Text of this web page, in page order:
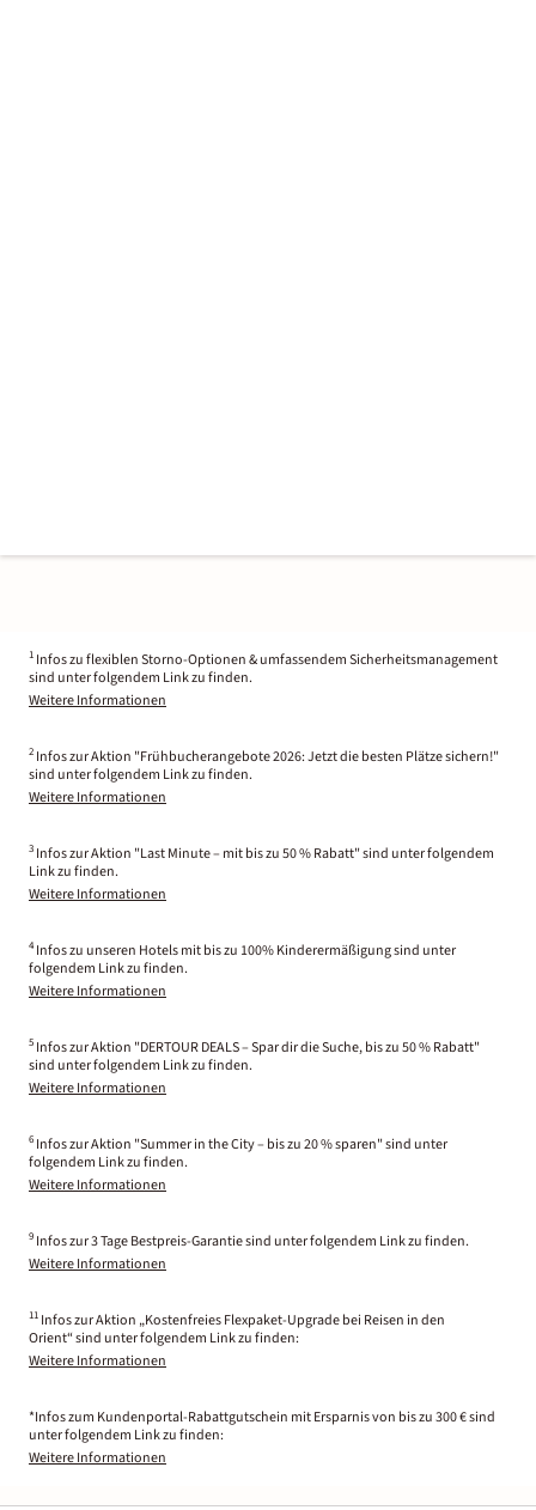
1 Infos zu flexiblen Storno-Optionen & umfassendem Sicherheitsmanagement
sind unter folgendem Link zu finden.
Weitere Informationen
2 Infos zur Aktion "Frühbucherangebote 2026: Jetzt die besten Plätze sichern!"
sind unter folgendem Link zu finden.
Weitere Informationen
3 Infos zur Aktion "Last Minute – mit bis zu 50 % Rabatt" sind unter folgendem
Link zu finden.
Weitere Informationen
4 Infos zu unseren Hotels mit bis zu 100% Kinderermäßigung sind unter
folgendem Link zu finden.
Weitere Informationen
5 Infos zur Aktion "DERTOUR DEALS – Spar dir die Suche, bis zu 50 % Rabatt"
sind unter folgendem Link zu finden.
Weitere Informationen
6 Infos zur Aktion "Summer in the City – bis zu 20 % sparen" sind unter
folgendem Link zu finden.
Weitere Informationen
9 Infos zur 3 Tage Bestpreis-Garantie sind unter folgendem Link zu finden.
Weitere Informationen
11 Infos zur Aktion „Kostenfreies Flexpaket-Upgrade bei Reisen in den
Orient“ sind unter folgendem Link zu finden:
Weitere Informationen
*Infos zum Kundenportal-Rabattgutschein mit Ersparnis von bis zu 300 € sind
unter folgendem Link zu finden:
Weitere Informationen